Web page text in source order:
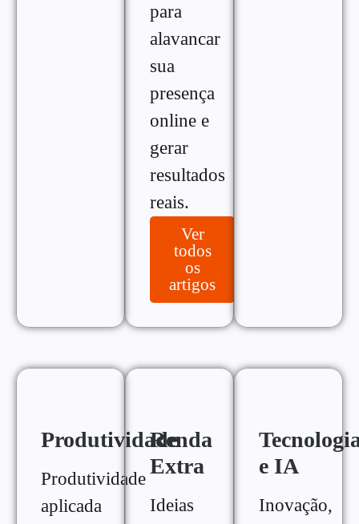
para
alavancar
sua
presença
online e
gerar
resultados
reais.
Ver
todos
os
artigos
Produtividade
Produtividade
aplicada
Renda
Extra
Ideias
e IA
Inovação,